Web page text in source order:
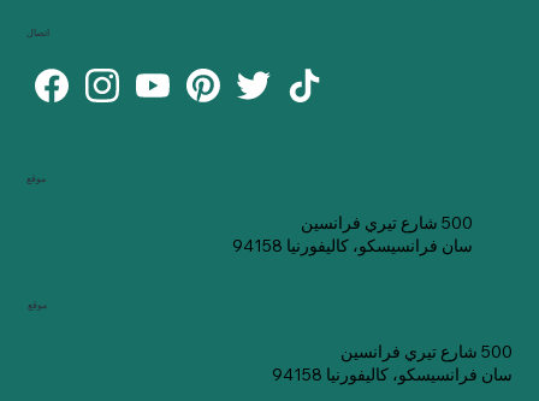
موقع
500 شارع تيري فرانسين
سان فرانسيسكو، كاليفورنيا 94158
موقع
500 شارع تيري فرانسين
سان فرانسيسكو، كاليفورنيا 94158
اتصال